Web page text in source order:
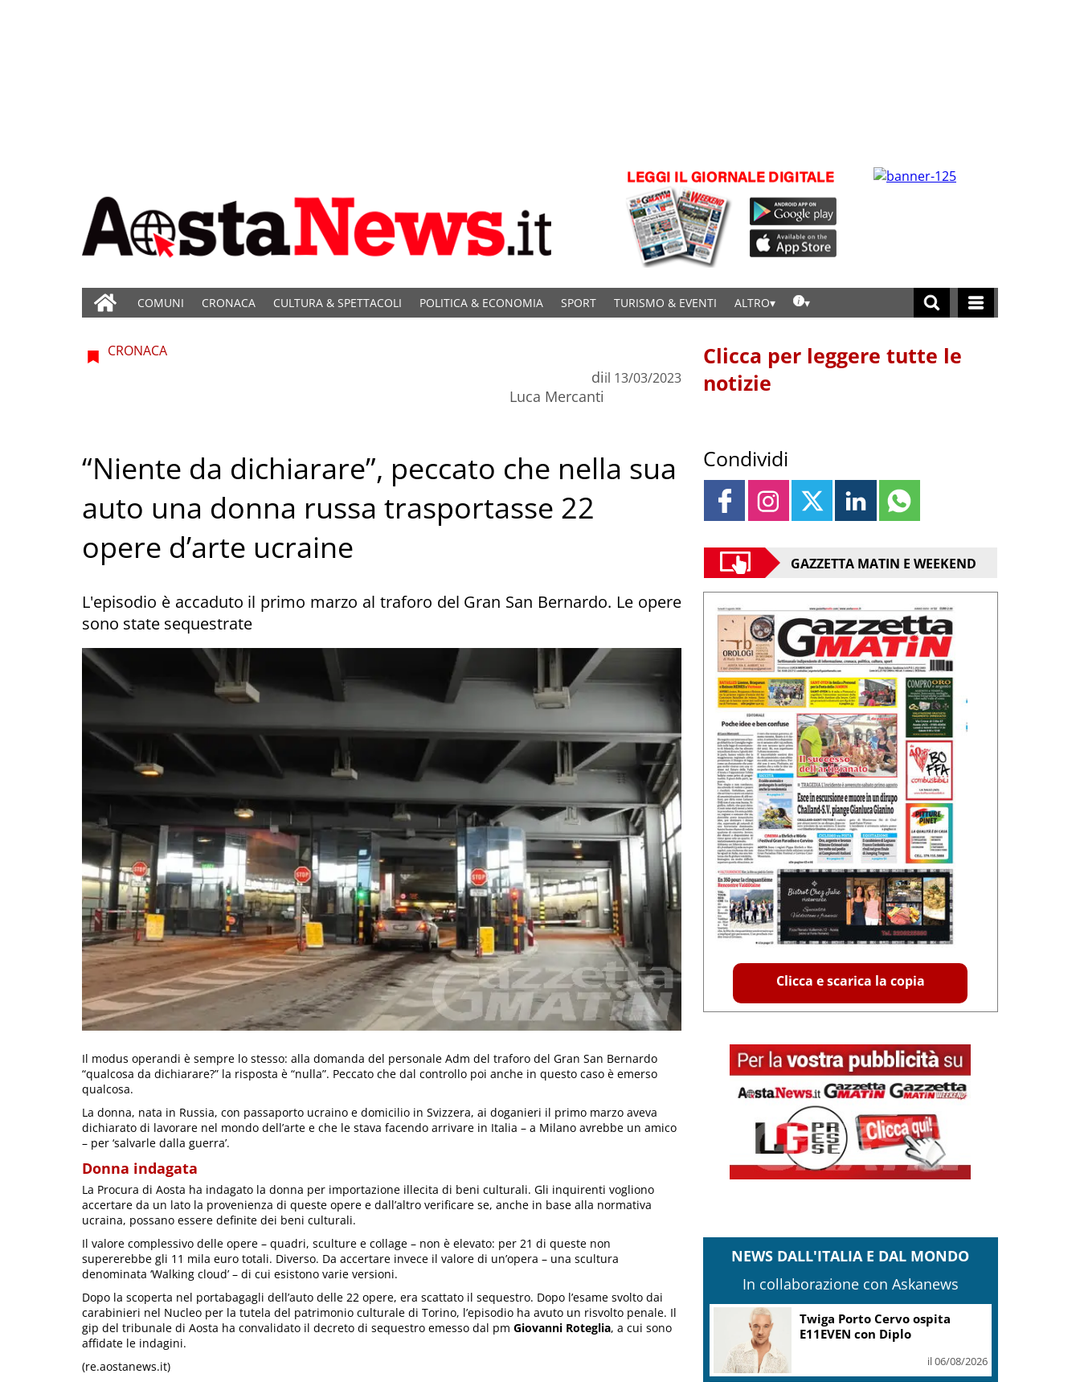
COMUNI CRONACA CULTURA & SPETTACOLI POLITICA & ECONOMIA SPORT TURISMO & EVENTI ALTRO
CRONACA
di
Luca Mercanti
il 13/03/2023
“Niente da dichiarare”, peccato che nella sua
auto una donna russa trasportasse 22
opere d’arte ucraine
L'episodio è accaduto il primo marzo al traforo del Gran San Bernardo. Le opere
sono state sequestrate
Il modus operandi è sempre lo stesso: alla domanda del personale Adm del traforo del Gran San Bernardo
“qualcosa da dichiarare?” la risposta è “nulla”. Peccato che dal controllo poi anche in questo caso è emerso
qualcosa.
La donna, nata in Russia, con passaporto ucraino e domicilio in Svizzera, ai doganieri il primo marzo aveva
dichiarato di lavorare nel mondo dell’arte e che le stava facendo arrivare in Italia – a Milano avrebbe un amico
– per ‘salvarle dalla guerra’.
Donna indagata
La Procura di Aosta ha indagato la donna per importazione illecita di beni culturali. Gli inquirenti vogliono
accertare da un lato la provenienza di queste opere e dall’altro verificare se, anche in base alla normativa
ucraina, possano essere definite dei beni culturali.
Il valore complessivo delle opere – quadri, sculture e collage – non è elevato: per 21 di queste non
supererebbe gli 11 mila euro totali. Diverso. Da accertare invece il valore di un’opera – una scultura
denominata ‘Walking cloud’ – di cui esistono varie versioni.
Dopo la scoperta nel portabagagli dell’auto delle 22 opere, era scattato il sequestro. Dopo l’esame svolto dai
carabinieri nel Nucleo per la tutela del patrimonio culturale di Torino, l’episodio ha avuto un risvolto penale. Il
gip del tribunale di Aosta ha convalidato il decreto di sequestro emesso dal pm Giovanni Roteglia, a cui sono
affidate le indagini.
(re.aostanews.it)
Clicca per leggere tutte le
notizie
Condividi
GAZZETTA MATIN E WEEKEND
Clicca e scarica la copia
NEWS DALL'ITALIA E DAL MONDO
In collaborazione con Askanews
Twiga Porto Cervo ospita
E11EVEN con Diplo
il 06/08/2026